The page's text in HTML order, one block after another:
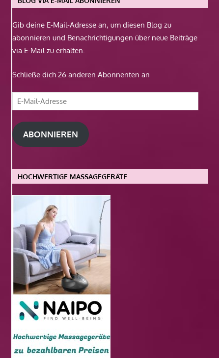
Gib deine E-Mail-Adresse an, um diesen Blog zu
abonnieren und Benachrichtigungen über neue Beiträge
via E-Mail zu erhalten.
Schließe dich 26 anderen Abonnenten an
E-
Mail-
Adresse
ABONNIEREN
HOCHWERTIGE MASSAGEGERÄTE